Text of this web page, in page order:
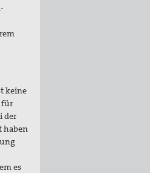
keine
für
der
haben
es